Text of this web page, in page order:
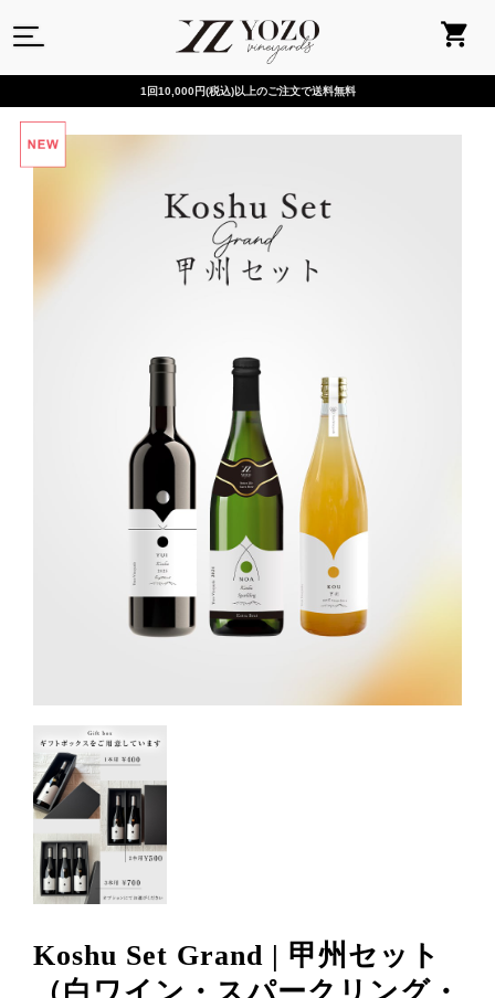
1回10,000円(税込)以上のご注文で送料無料
Koshu Set Grand | 甲州セット
（白ワイン・スパークリング・